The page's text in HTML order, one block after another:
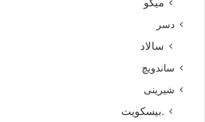
دسر
سالاد
ساندویچ
شیرینی
.بیسکویت